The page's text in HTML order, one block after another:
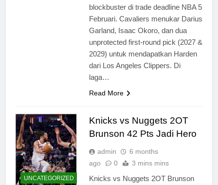
blockbuster di trade deadline NBA 5
Februari. Cavaliers menukar Darius
Garland, Isaac Okoro, dan dua
unprotected first-round pick (2027 &
2029) untuk mendapatkan Harden
dari Los Angeles Clippers. Di
laga…
Read More
UNCATEGORIZED
Knicks vs Nuggets 2OT
Brunson 42 Pts Jadi Hero
admin
6 months
ago
0 3 mins mins
Knicks vs Nuggets 2OT Brunson